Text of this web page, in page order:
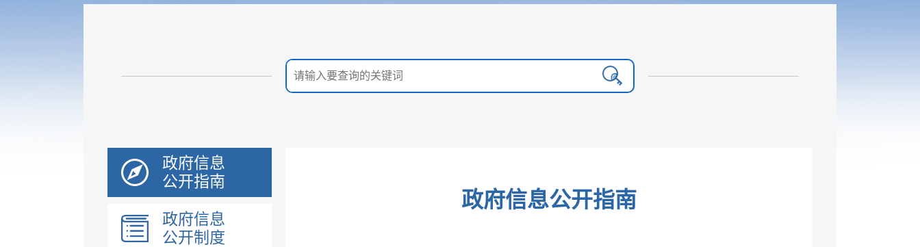
政府信息
公开指南
政府信息
公开制度
政府信息公开指南